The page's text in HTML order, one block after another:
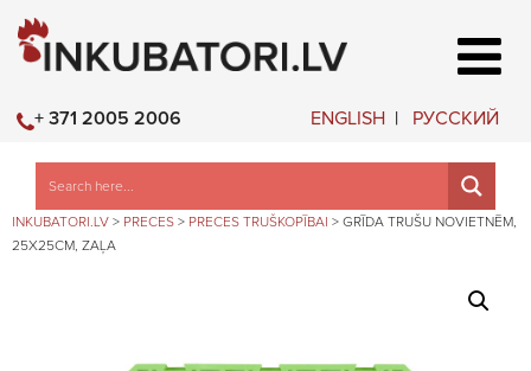
ENGLISH РУССКИЙ
+ 371 2005 2006
INKUBATORI.LV > PRECES > PRECES TRUŠKOPĪBAI > GRĪDA TRUŠU NOVIETNĒM,
25X25CM, ZAĻA